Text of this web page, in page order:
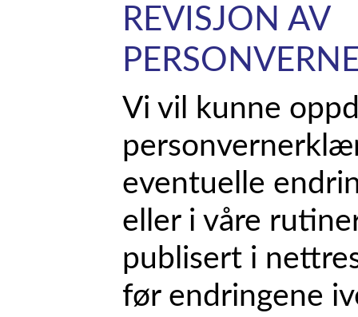
REVISJON AV
Vi vil kunne
eventuelle
eller i våre
publisert i
før endringene